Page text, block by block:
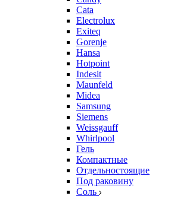
Cata
Electrolux
Exiteq
Gorenje
Hansa
Hotpoint
Indesit
Maunfeld
Midea
Samsung
Siemens
Weissgauff
Whirlpool
Гель
Компактные
Отдельностоящие
Под раковину
Соль